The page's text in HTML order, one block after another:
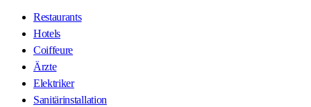
Restaurants
Hotels
Coiffeure
Ärzte
Elektriker
Sanitärinstallation